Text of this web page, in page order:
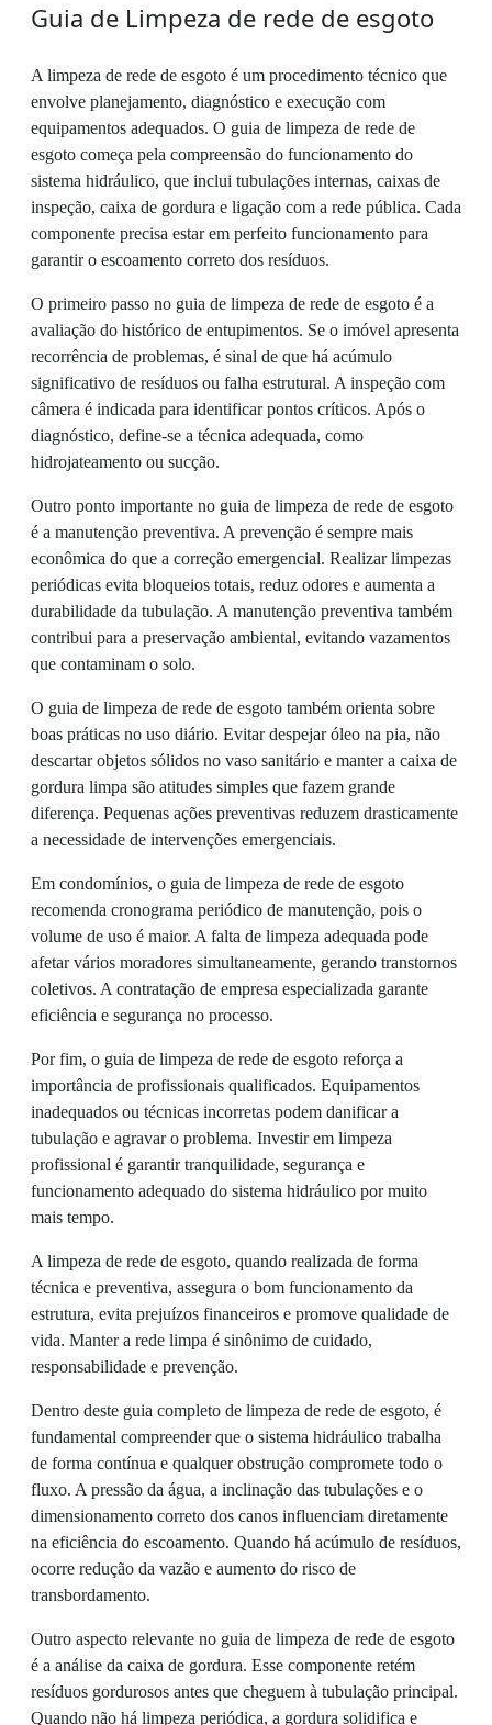
Guia de Limpeza de rede de esgoto
A limpeza de rede de esgoto é um procedimento técnico que
envolve planejamento, diagnóstico e execução com
equipamentos adequados. O guia de limpeza de rede de
esgoto começa pela compreensão do funcionamento do
sistema hidráulico, que inclui tubulações internas, caixas de
inspeção, caixa de gordura e ligação com a rede pública. Cada
componente precisa estar em perfeito funcionamento para
garantir o escoamento correto dos resíduos.
O primeiro passo no guia de limpeza de rede de esgoto é a
avaliação do histórico de entupimentos. Se o imóvel apresenta
recorrência de problemas, é sinal de que há acúmulo
significativo de resíduos ou falha estrutural. A inspeção com
câmera é indicada para identificar pontos críticos. Após o
diagnóstico, define-se a técnica adequada, como
hidrojateamento ou sucção.
Outro ponto importante no guia de limpeza de rede de esgoto
é a manutenção preventiva. A prevenção é sempre mais
econômica do que a correção emergencial. Realizar limpezas
periódicas evita bloqueios totais, reduz odores e aumenta a
durabilidade da tubulação. A manutenção preventiva também
contribui para a preservação ambiental, evitando vazamentos
que contaminam o solo.
O guia de limpeza de rede de esgoto também orienta sobre
boas práticas no uso diário. Evitar despejar óleo na pia, não
descartar objetos sólidos no vaso sanitário e manter a caixa de
gordura limpa são atitudes simples que fazem grande
diferença. Pequenas ações preventivas reduzem drasticamente
a necessidade de intervenções emergenciais.
Em condomínios, o guia de limpeza de rede de esgoto
recomenda cronograma periódico de manutenção, pois o
volume de uso é maior. A falta de limpeza adequada pode
afetar vários moradores simultaneamente, gerando transtornos
coletivos. A contratação de empresa especializada garante
eficiência e segurança no processo.
Por fim, o guia de limpeza de rede de esgoto reforça a
importância de profissionais qualificados. Equipamentos
inadequados ou técnicas incorretas podem danificar a
tubulação e agravar o problema. Investir em limpeza
profissional é garantir tranquilidade, segurança e
funcionamento adequado do sistema hidráulico por muito
mais tempo.
A limpeza de rede de esgoto, quando realizada de forma
técnica e preventiva, assegura o bom funcionamento da
estrutura, evita prejuízos financeiros e promove qualidade de
vida. Manter a rede limpa é sinônimo de cuidado,
responsabilidade e prevenção.
Dentro deste guia completo de limpeza de rede de esgoto, é
fundamental compreender que o sistema hidráulico trabalha
de forma contínua e qualquer obstrução compromete todo o
fluxo. A pressão da água, a inclinação das tubulações e o
dimensionamento correto dos canos influenciam diretamente
na eficiência do escoamento. Quando há acúmulo de resíduos,
ocorre redução da vazão e aumento do risco de
transbordamento.
Outro aspecto relevante no guia de limpeza de rede de esgoto
é a análise da caixa de gordura. Esse componente retém
resíduos gordurosos antes que cheguem à tubulação principal.
Quando não há limpeza periódica, a gordura solidifica e